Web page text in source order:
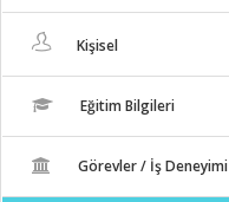
Kişisel
Eğitim Bilgileri
Görevler / İş Deneyimi